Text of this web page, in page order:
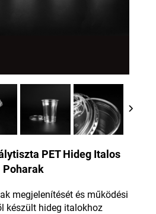
PET Hideg Italos
Poharak
megjelenítését és működési
készült hideg italokhoz